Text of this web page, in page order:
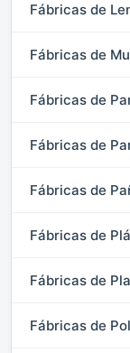
Fábricas de
Fábricas de
Fábricas de
Fábricas de
Fábricas de
Fábricas de
Fábricas de
Fábricas de